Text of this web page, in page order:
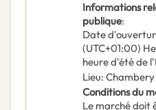
Informations
publique:
Date
(UTC+01:00)
heure d'été de
Lieu: Chambery
Conditions du
Le marché doit